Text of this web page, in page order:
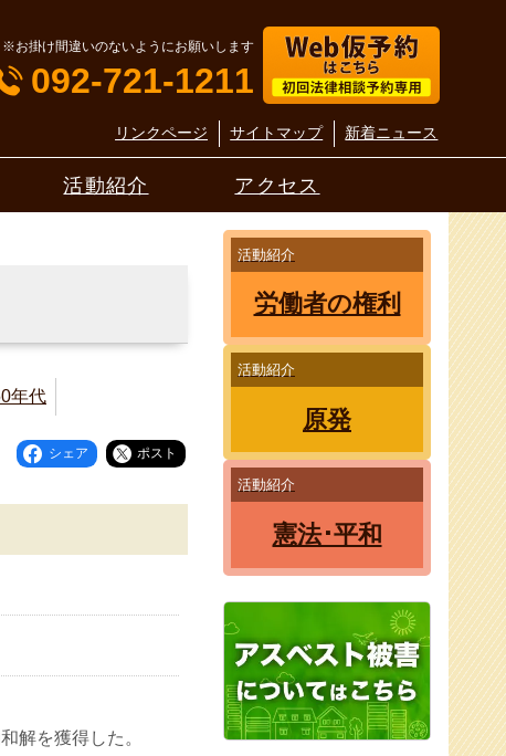
※お掛け間違いのないようにお願いします
092-721-1211
リンクページ サイトマップ 新着ニュース
活動紹介 アクセス
年代
シェア ポスト
解を獲得した。
活動紹介
労働者の権利
活動紹介
原発
活動紹介
憲法･平和